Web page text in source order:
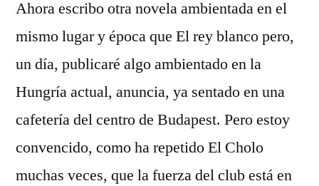
Ahora escribo otra novela ambientada en el
mismo lugar y época que El rey blanco pero,
un día, publicaré algo ambientado en la
Hungría actual, anuncia, ya sentado en una
cafetería del centro de Budapest. Pero estoy
convencido, como ha repetido El Cholo
muchas veces, que la fuerza del club está en